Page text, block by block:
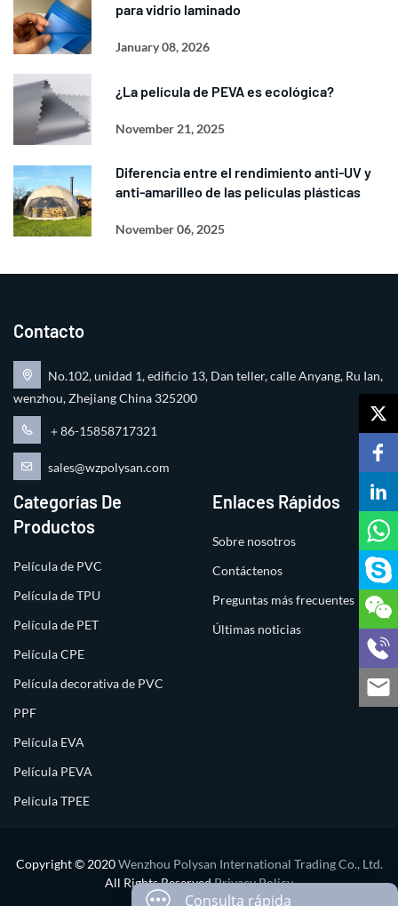
para vidrio laminado
January 08, 2026
¿La película de PEVA es ecológica?
November 21, 2025
Diferencia entre el rendimiento anti-UV y
anti-amarilleo de las películas plásticas
November 06, 2025
Contacto
No.102, unidad 1, edificio 13, Dan teller, calle Anyang, Ru Ian,
wenzhou, Zhejiang China 325200
＋86-15858717321
sales@wzpolysan.com
Categorías De
Productos
Película de PVC
Película de TPU
Película de PET
Película CPE
Película decorativa de PVC
PPF
Película EVA
Película PEVA
Película TPEE
Enlaces Rápidos
Sobre nosotros
Contáctenos
Preguntas más frecuentes
Últimas noticias
Copyright © 2020Wenzhou Polysan International Trading Co., Ltd.
All Rights ReservedPrivacy Policy
Consulta rápida